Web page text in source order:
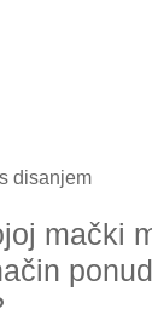
disanjem
mački